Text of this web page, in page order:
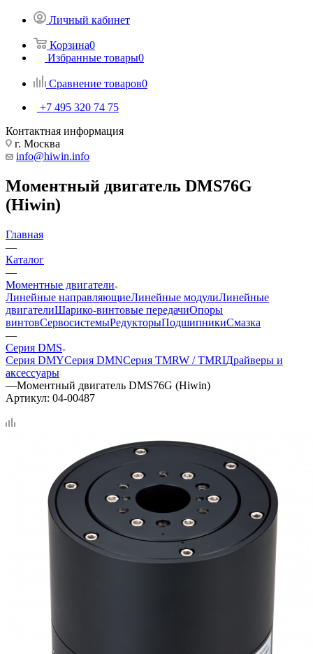
Личный кабинет
Корзина0
Избранные товары0
Сравнение товаров0
+7 495 320 74 75
Контактная информация
г. Москва
info@hiwin.info
Моментный двигатель DMS76G
(Hiwin)
Главная
—
Каталог
—
Моментные двигатели
Линейные направляющиеЛинейные модулиЛинейные
двигателиШарико-винтовые передачиОпоры
винтовСервосистемыРедукторыПодшипникиСмазка
—
Серия DMS
Серия DMYСерия DMNСерия TMRW / TMRIДрайверы и
аксессуары
—Моментный двигатель DMS76G (Hiwin)
Артикул: 04-00487